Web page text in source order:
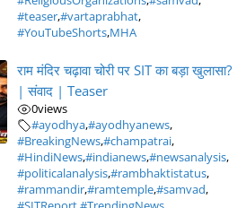
#teaser,#vartaprabhat,
#YouTubeShorts,MHA
राम मंदिर चढ़ावा चोरी पर SIT का बड़ा खुलासा?
| संवाद | Teaser
0views
#ayodhya,#ayodhyanews,
#BreakingNews,#champatrai,
#HindiNews,#indianews,#newsanalysis,
#politicalanalysis,#rambhaktistatus,
#rammandir,#ramtemple,#samvad,